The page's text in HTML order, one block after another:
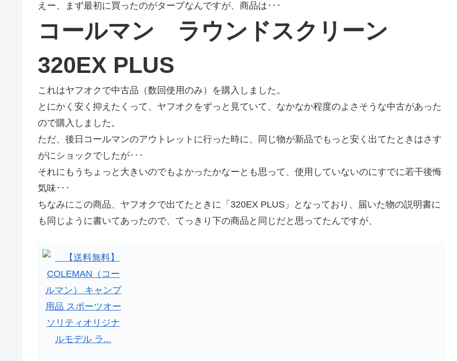
えー、まず最初に買ったのがタープなんですが、商品は･･･
コールマン ラウンドスクリーン
320EX PLUS
これはヤフオクで中古品（数回使用のみ）を購入しました。
とにかく安く抑えたくって、ヤフオクをずっと見ていて、なかなか程度のよさそうな中古があった
ので購入しました。
ただ、後日コールマンのアウトレットに行った時に、同じ物が新品でもっと安く出てたときはさす
がにショックでしたが･･･
それにもうちょっと大きいのでもよかったかなーとも思って、使用していないのにすでに若干後悔
気味･･･
ちなみにこの商品、ヤフオクで出てたときに「320EX PLUS」となっており、届いた物の説明書に
も同じように書いてあったので、てっきり下の商品と同じだと思ってたんですが、